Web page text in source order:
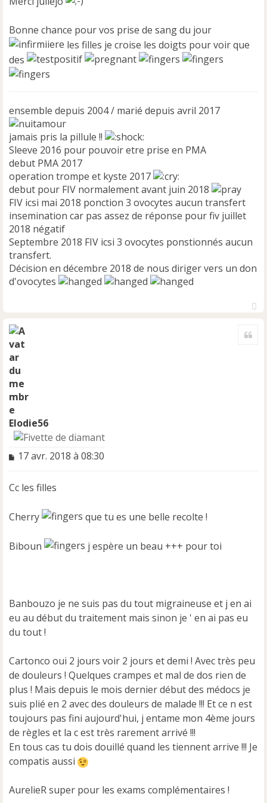
Bonne chance pour vos prise de sang du jour
les filles je croise les doigts pour voir que
des
ensemble depuis 2004 / marié depuis avril 2017
jamais pris la pillule !!
Sleeve 2016 pour pouvoir etre prise en PMA
debut PMA 2017
operation trompe et kyste 2017
debut pour FIV normalement avant juin 2018
FIV icsi mai 2018 ponction 3 ovocytes aucun transfert
insemination car pas assez de réponse pour fiv juillet
2018 négatif
Septembre 2018 FIV icsi 3 ovocytes ponstionnés aucun
transfert.
Décision en décembre 2018 de nous diriger vers un don
d'ovocytes
Elodie56
M
s
g
e
o
17 avr. 2018 à 08:30
Cc les filles
Cherry que tu es une belle recolte !
Biboun j espère un beau +++ pour toi
Banbouzo je ne suis pas du tout migraineuse et j en ai
eu au début du traitement mais sinon je ' en ai pas eu
du tout !
Cartonco oui 2 jours voir 2 jours et demi ! Avec très peu
de douleurs ! Quelques crampes et mal de dos rien de
plus ! Mais depuis le mois dernier début des médocs je
suis plié en 2 avec des douleurs de malade !!! Et ce n est
toujours pas fini aujourd'hui, j entame mon 4ème jours
de règles et la c est très rarement arrivé !!!
En tous cas tu dois douillé quand les tiennent arrive !!! Je
compatis aussi
AurelieR super pour les exams complémentaires !